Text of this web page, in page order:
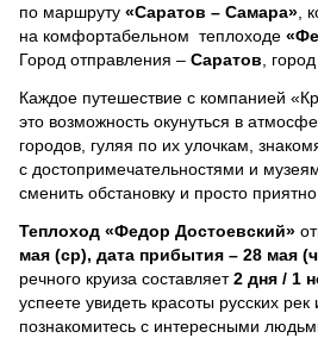
по маршруту «Саратов – Самара» ,
на комфортабельном теплоходе
Город отправления – Саратов ,
Каждое путешествие с компанией
это возможность окунуться в
городов, гуляя по их улочкам,
с достопримечательностями и
сменить обстановку и просто
Теплоход «Федор Достоевский»
мая (ср), дата прибытия – 28 мая
речного круиза составляет2 дня / 1
успеете увидеть красоты русских
познакомитесь с интересными